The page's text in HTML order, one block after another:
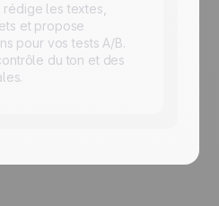
rédige les textes,
et propose
pour vos tests A/B.
du ton et des